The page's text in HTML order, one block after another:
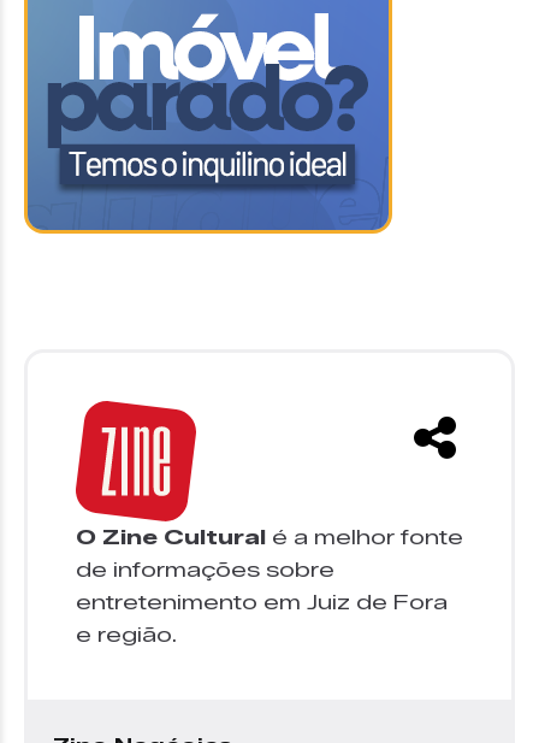
O Zine Cultural é a melhor fonte
de informações sobre
entretenimento em Juiz de Fora
e região.